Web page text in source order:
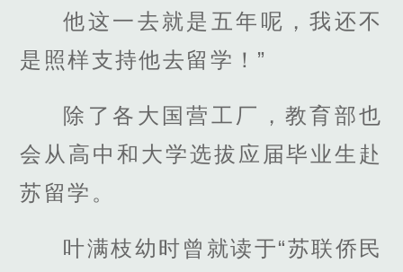
他这一去就是五年呢，我还不
是照样支持他去留学！”
除了各大国营工厂，教育部也
会从高中和大学选拔应届毕业生赴
苏留学。
叶满枝幼时曾就读于“苏联侨民